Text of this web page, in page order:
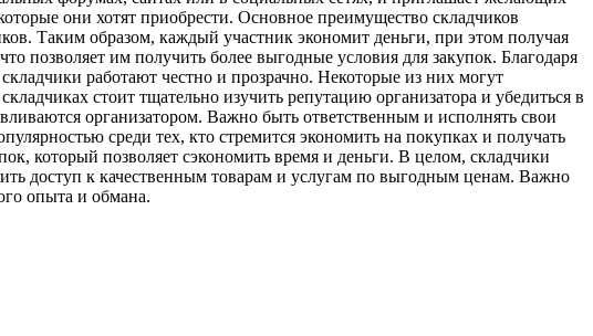
они хотят приобрести. Основное преимущество складчиков
Таким образом, каждый участник экономит деньги, при этом получая
позволяет им получить более выгодные условия для закупок. Благодаря
работают честно и прозрачно. Некоторые из них могут
стоит тщательно изучить репутацию организатора и убедиться в
организатором. Важно быть ответственным и исполнять свои
среди тех, кто стремится экономить на покупках и получать
который позволяет сэкономить время и деньги. В целом, складчики
доступ к качественным товарам и услугам по выгодным ценам. Важно
опыта и обмана.